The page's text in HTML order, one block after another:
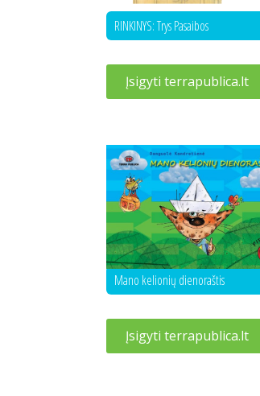
RINKINYS: Trys Pasaibos
Įsigyti terrapublica.lt
Mano kelionių dienoraštis
Įsigyti terrapublica.lt